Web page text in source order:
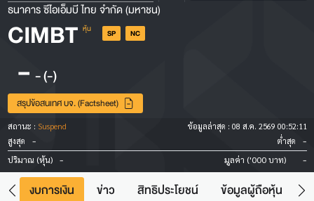
ธนาคาร ซีไอเอ็มบี ไทย จำกัด (มหาชน)
CIMBT หุ้น SP NC
- -(-)
สรุปข้อสนเทศ บจ. (Factsheet)
สถานะ : Suspend ข้อมูลล่าสุด : 08 ส.ค. 2569 00:52:11
สูงสุด
- ต่ำสุด -
ปริมาณ (หุ้น) - มูลค่า ('000 บาท) -
งบการเงิน ข่าว สิทธิประโยชน์ ข้อมูลผู้ถือหุ้น